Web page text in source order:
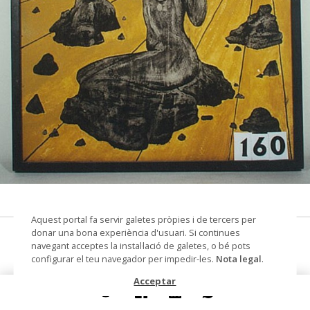
La marea baixa
pintura sobre paper
Aquest portal fa servir galetes pròpies i de tercers per
donar una bona experiència d'usuari. Si continues
navegant acceptes la instal·lació de galetes, o bé pots
configurar el teu navegador per impedir-les. Nota legal.
Acceptar